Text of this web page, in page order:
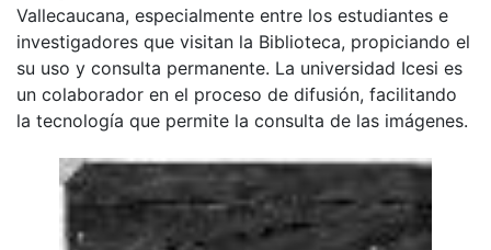
Vallecaucana, especialmente entre los estudiantes e
investigadores que visitan la Biblioteca, propiciando el
su uso y consulta permanente. La universidad Icesi es
un colaborador en el proceso de difusión, facilitando
la tecnología que permite la consulta de las imágenes.